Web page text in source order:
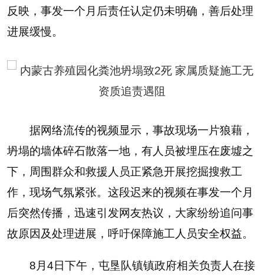
反映，事发一个月后责任认定仍未明确，善后处理
进展缓慢。
据网络流传的视频显示，事故现场一片狼藉，
坍塌的墙体碎石散落一地，有人员被埋压在废墟之
下，周围群众和救援人员正紧急开展挖掘搜救工
作，现场气氛紧张。这段迟来的视频在事发一个月
后突然传播，迅速引发网友热议，大家纷纷追问事
故原因及处理进展，呼吁保障施工人员安全权益。
8月4日下午，屯垦队镇镇政府相关负责人在接